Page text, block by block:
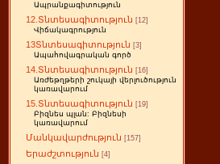
Ապրանքագիտություն
12.Տնտեսագիտություն [12]
Վիճակագրություն
13Տնտեսագիտություն [3]
Ապահովագրական գործ
14.Տնտեսագիտություն [16]
Առժեթղթերի շուկայի վերլուծություն
կառավարում
15.Տնտեսագիտություն [19]
Բիզնես պլան: Բիզնեսի
կառավարում
Մանկավարժություն [157]
Երաժշտություն [4]